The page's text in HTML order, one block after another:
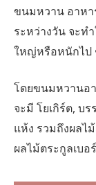
ขนมหวาน อาหา
ระหว่างวัน จะท
ใหญ่หรือหนักไป
โดยขนมหวานอ
จะมี โยเกิร์ต, บ
แห้ง รวมถึงผลไ
ผลไม้ตระกูลเบ